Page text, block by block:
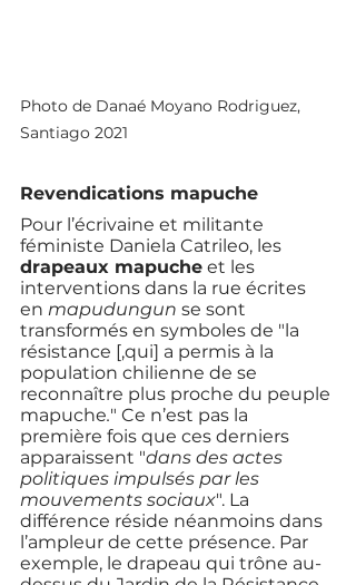
Photo de Danaé Moyano Rodriguez,
Santiago 2021
Revendications mapuche
Pour l’écrivaine et militante
féministe Daniela Catrileo, les
drapeaux mapuche et les
interventions dans la rue écrites
en mapudungun se sont
transformés en symboles de "la
résistance [,qui] a permis à la
population chilienne de se
reconnaître plus proche du peuple
mapuche." Ce n’est pas la
première fois que ces derniers
apparaissent "dans des actes
politiques impulsés par les
mouvements sociaux". La
différence réside néanmoins dans
l’ampleur de cette présence. Par
exemple, le drapeau qui trône au-